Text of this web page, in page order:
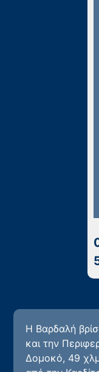
Η Βαρδαλή
και την
Δομοκό, 49